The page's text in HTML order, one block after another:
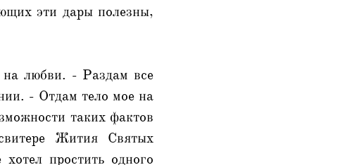
эти дары полезны,
любви. - Раздам все
- Отдам тело мое на
таких фактов
Жития Святых
простить одного